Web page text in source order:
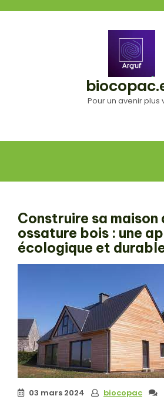
Pour un avenir plus
Construire sa maison
ossature bois : une
écologique et
03 mars 2024 biocopac